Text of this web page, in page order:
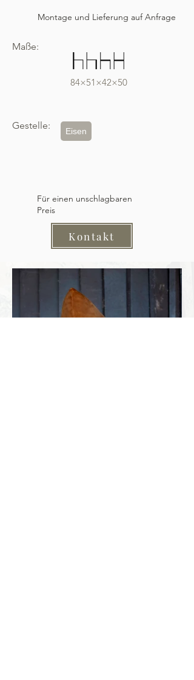
Montage und Lieferung auf Anfrage
Maße:
84×51×42×50
Gestelle: Eisen
Für einen unschlagbaren
Preis
Kontakt